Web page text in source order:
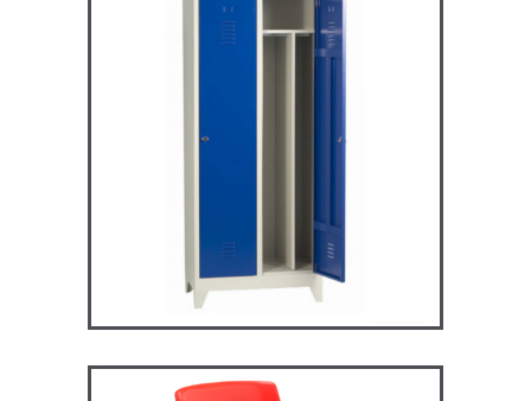
ARV2S – Vestiaire industrie
salissante